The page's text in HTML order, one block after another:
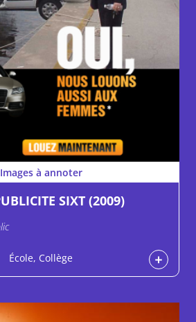
Images à annoter
SIXT (2009)
École, Collège